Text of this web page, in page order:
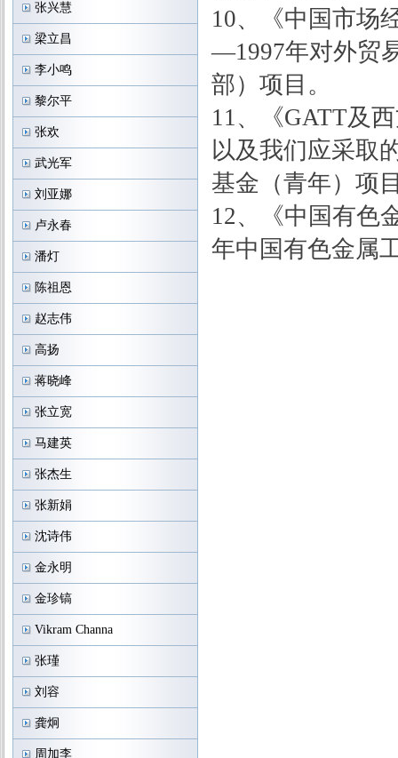
张兴慧
梁立昌
李小鸣
黎尔平
张欢
武光军
刘亚娜
卢永春
潘灯
陈祖恩
赵志伟
高扬
蒋晓峰
张立宽
马建英
张杰生
张新娟
沈诗伟
金永明
金珍镐
Vikram Channa
张瑾
刘容
龚炯
周加李
10、《中国市场
—1997年对外
部）项目。
11、《GATT及
以及我们应采取
基金（青年）项
12、《中国有色
年中国有色金属